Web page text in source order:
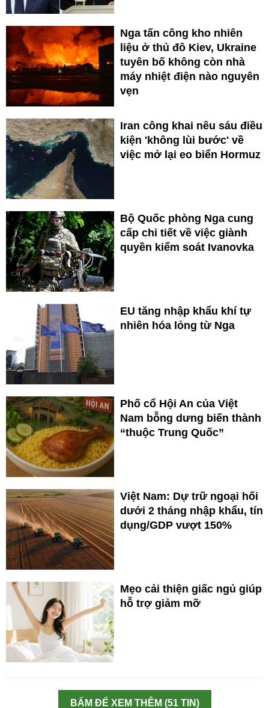
Nga tấn công kho nhiên
liệu ở thủ đô Kiev, Ukraine
tuyên bố không còn nhà
máy nhiệt điện nào nguyên
vẹn
Iran công khai nêu sáu điều
kiện 'không lùi bước' về
việc mở lại eo biển Hormuz
Bộ Quốc phòng Nga cung
cấp chi tiết về việc giành
quyền kiểm soát Ivanovka
EU tăng nhập khẩu khí tự
nhiên hóa lỏng từ Nga
Phố cổ Hội An của Việt
Nam bỗng dưng biến thành
“thuộc Trung Quốc”
Việt Nam: Dự trữ ngoại hối
dưới 2 tháng nhập khẩu, tín
dụng/GDP vượt 150%
Mẹo cải thiện giấc ngủ giúp
hỗ trợ giảm mỡ
BẤM ĐỂ XEM THÊM (51 TIN)